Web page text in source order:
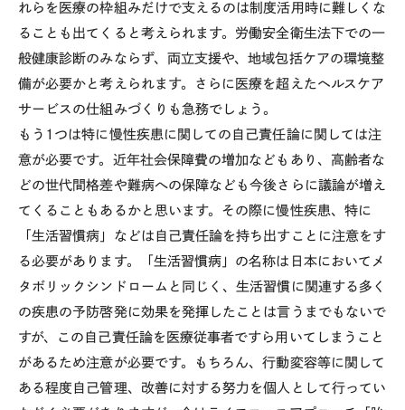
れらを医療の枠組みだけで支えるのは制度活用時に難しくな
ることも出てくると考えられます。労働安全衛生法下での一
般健康診断のみならず、両立支援や、地域包括ケアの環境整
備が必要かと考えられます。さらに医療を超えたヘルスケア
サービスの仕組みづくりも急務でしょう。
もう 1 つは特に慢性疾患に関しての自己責任論に関しては注
意が必要です。近年社会保障費の増加などもあり、高齢者な
どの世代間格差や難病への保障なども今後さらに議論が増え
てくることもあるかと思います。その際に慢性疾患、特に
「生活習慣病」などは自己責任論を持ち出すことに注意をす
る必要があります。「生活習慣病」の名称は日本においてメ
タボリックシンドロームと同じく、生活習慣に関連する多く
の疾患の予防啓発に効果を発揮したことは言うまでもないで
すが、この自己責任論を医療従事者ですら用いてしまうこと
があるため注意が必要です。もちろん、行動変容等に関して
ある程度自己管理、改善に対する努力を個人として行ってい